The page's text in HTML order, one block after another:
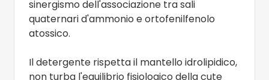
sinergismo dell'associazione tra sali
quaternari d'ammonio eortofenilfenolo
atossico.
Il detergente rispetta il mantello idrolipidico,
non turba l'equilibrio fisiologico della cute